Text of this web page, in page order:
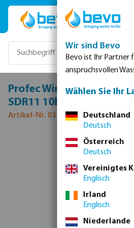
Zum Hauptinhalt springen
Profec Winkel 45° PE100
SDR11 10bar 16bar
Artikel-Nr. 0302081
Bildergalerie überspringen
Wir sind Bevo
Bevo ist Ihr Partner
anspruchsvollen
Wählen Sie Ihr
Deutschland
Deutsch
Österreich
Deutsch
Vereinigtes
Englisch
Irland
Englisch
Niederlande